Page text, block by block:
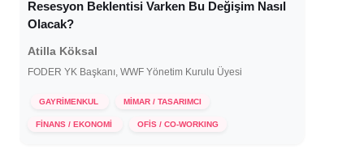
Resesyon Beklentisi Varken Bu Değişim Nasıl
Olacak?
Atilla Köksal
FODER YK Başkanı, WWF Yönetim Kurulu Üyesi
GAYRİMENKUL MİMAR / TASARIMCI
FİNANS / EKONOMİ OFİS / CO-WORKING